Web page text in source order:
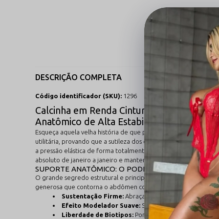
DESCRIÇÃO COMPLETA
Código identificador (SKU): 1296
Calcinha em Renda Cintura Larga
Anatômico de Alta Estabilidade
Esqueça aquela velha história de que para vestir uma lingerie
utilitária, provando que a sutileza dos desenhos florais pode
a pressão elástica de forma totalmente homogênea,
absoluto de janeiro a janeiro e manter-se segura em qualquer
SUPORTE ANATÔMICO: O PODER E A
O grande segredo estrutural e principal diferencial desta peça
generosa que contorna o abdômen com total doci-maciez.
Sustentação Firme: Abraça a silhueta de maneira
Efeito Modelador Suave: Suaviza a linha dos
Liberdade de Biotipos: Por não contar com